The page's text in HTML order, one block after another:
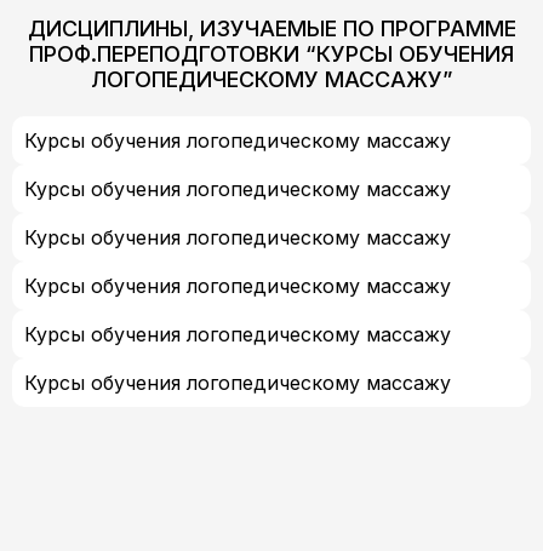
развития и адаптации.
20 лет работы в Федеральном Центре патологии
речи и нейрореабилитации.
ДИСЦИПЛИНЫ, ИЗУЧАЕМЫЕ ПО ПРОГРАММЕ
ПРОФ.ПЕРЕПОДГОТОВКИ “КУРСЫ ОБУЧЕНИЯ
ЛОГОПЕДИЧЕСКОМУ МАССАЖУ”
Курсы обучения логопедическому массажу
Курсы обучения логопедическому массажу
Курсы обучения логопедическому массажу
Курсы обучения логопедическому массажу
Курсы обучения логопедическому массажу
Курсы обучения логопедическому массажу